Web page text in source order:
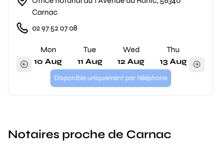
Carnac
02 97 52 07 08
Mon
10 Aug
Tue
11 Aug
Wed
12 Aug
Thu
13 Aug
Disponible uniquement par téléphone
Notaires proche de Carnac